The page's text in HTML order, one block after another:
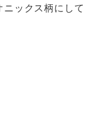
ックス柄にして